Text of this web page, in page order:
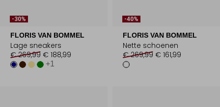
-30%
FLORIS VAN BOMMEL
Lage sneakers
€ 269,99 € 188,99
+1
-40%
FLORIS VAN BOMMEL
Nette schoenen
€ 269,99 € 161,99